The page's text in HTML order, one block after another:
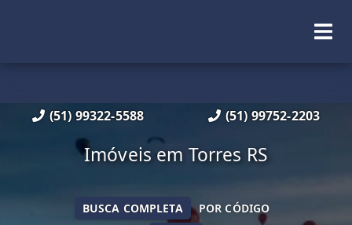
(51) 99322-5588 (51) 99752-2203
Imóveis em Torres RS
BUSCA COMPLETA POR CÓDIGO